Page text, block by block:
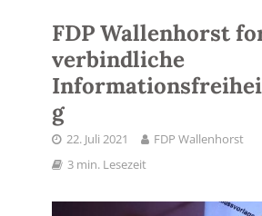
FDP Wallenhorst
verbindliche
g
22. Juli 2021
FDP Wallenhorst
3 min. Lesezeit